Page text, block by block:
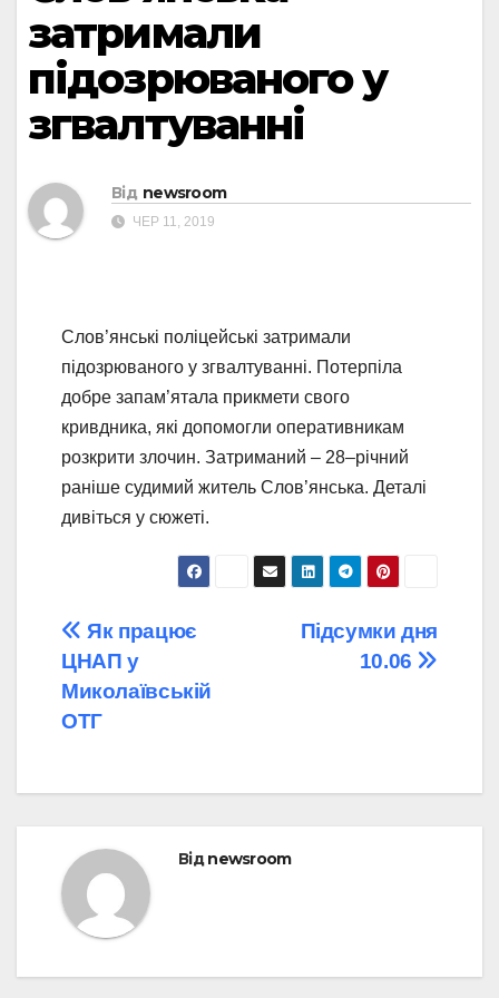
затримали
підозрюваного у
згвалтуванні
Від newsroom
ЧЕР 11, 2019
Слов’янські поліцейські затримали
підозрюваного у згвалтуванні. Потерпіла
добре запам’ятала прикмети свого
кривдника, які допомогли оперативникам
розкрити злочин. Затриманий – 28–річний
раніше судимий житель Слов’янська. Деталі
дивіться у сюжеті.
Навігація
записів
Підсумки дня
10.06
Як працює
ЦНАП у
Миколаївській
ОТГ
Відnewsroom